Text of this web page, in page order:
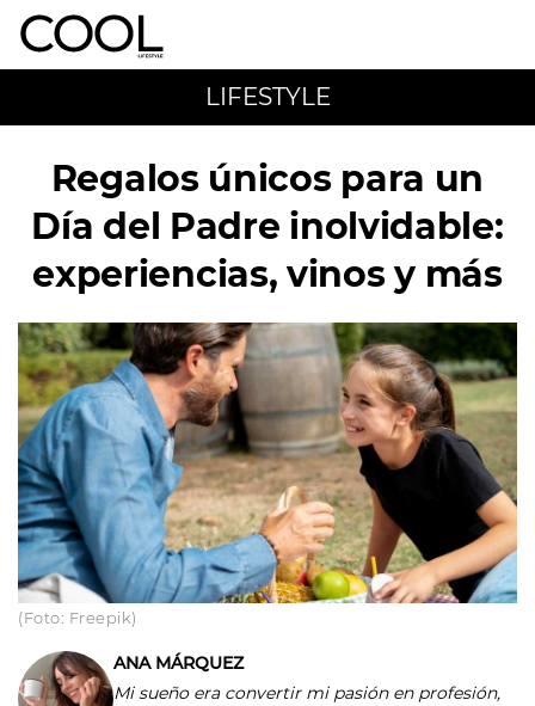
LIFESTYLE
Regalos únicos para un
Día del Padre inolvidable:
experiencias, vinos y más
(Foto: Freepik)
ANA MÁRQUEZ
Mi sueño era convertir mi pasión en profesión,